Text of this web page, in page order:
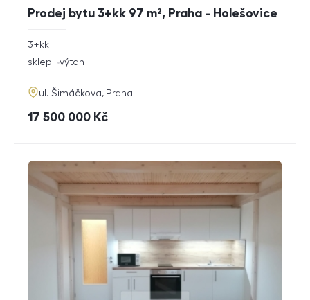
Prodej bytu 3+kk 97 m², Praha - Holešovice
rozměry
3+kk
funkce
sklep výtah
adresa
ul. Šimáčkova, Praha
cena
17 500 000 Kč